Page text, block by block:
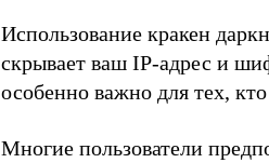
Использование кракен
скрывает ваш IP-адрес и
особенно важно для тех,
Многие пользователи